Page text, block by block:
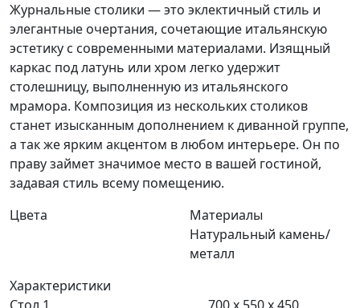
Журнальные столики — это эклектичный стиль и
элегантные очертания, сочетающие итальянскую
эстетику с современными материалами. Изящный
каркас под латунь или хром легко удержит
столешницу, выполненную из итальянского
мрамора. Композиция из нескольких столиков
станет изысканным дополнением к диванной группе,
а так же ярким акцентом в любом интерьере. Он по
праву займет значимое место в вашей гостиной,
задавая стиль всему помещению.
Цвета
Характеристики
Материалы
Натуральный камень/
металл